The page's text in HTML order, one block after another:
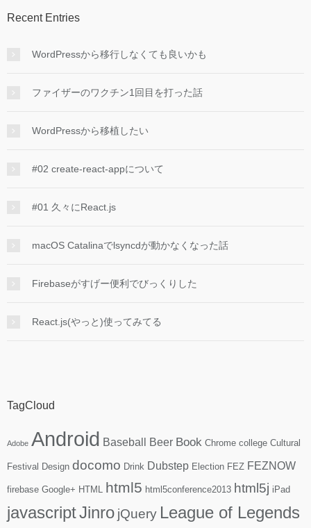
Recent Entries
WordPressから移行しなくても良いかも
ファイザーのワクチン1回目を打った話
WordPressから移植したい
#02 create-react-appについて
#01 久々にReact.js
macOS Catalinaでlsyncdが動かなくなった話
Firebaseがすげー便利でびっくりした
React.js(やっと)使ってみてる
TagCloud
Adobe Android Baseball Beer Book Chrome college Cultural
Festival Design docomo Drink Dubstep Election FEZ FEZNOW
firebase Google+ HTML html5 html5conference2013 html5j iPad
javascriptJinro jQuery League of Legends